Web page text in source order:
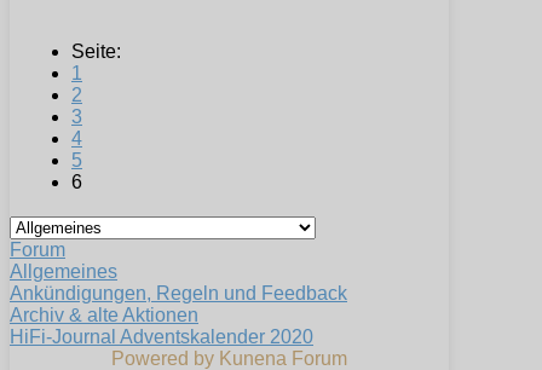
Seite:
1
2
3
4
5
6
Forum
Allgemeines
Ankündigungen, Regeln und Feedback
Archiv & alte Aktionen
HiFi-Journal Adventskalender 2020
Powered by Kunena Forum